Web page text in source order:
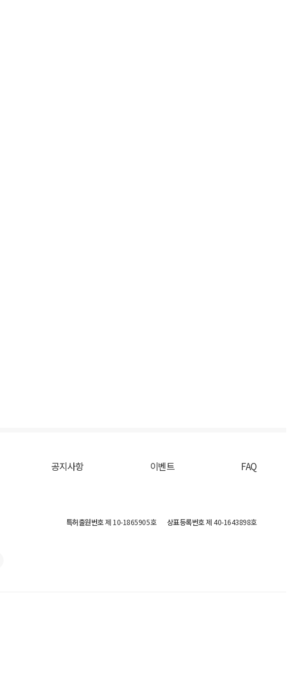
공지사항 이벤트 FAQ
특허출원번호제 10-1865905호 상표등록번호제 40-1643898호